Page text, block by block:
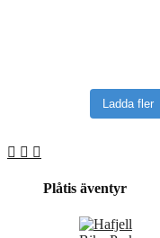
Ladda fler
Plåtis äventyr